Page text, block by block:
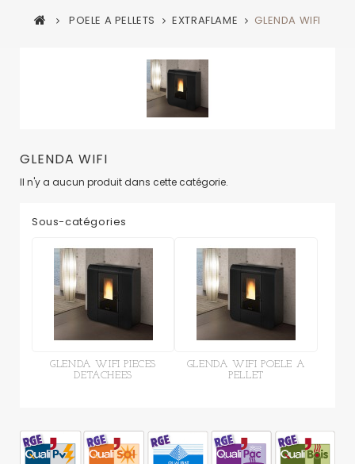
POELE A PELLETS EXTRAFLAME GLENDA WIFI
GLENDA WIFI
Il n'y a aucun produit dans cette catégorie.
Sous-catégories
GLENDA WIFI PIECES
DETACHEES
GLENDA WIFI POELE A
PELLET